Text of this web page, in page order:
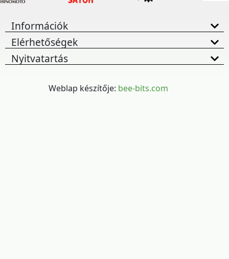
Információk
Elérhetőségek
Nyitvatartás
Weblap készítője: bee-bits.com